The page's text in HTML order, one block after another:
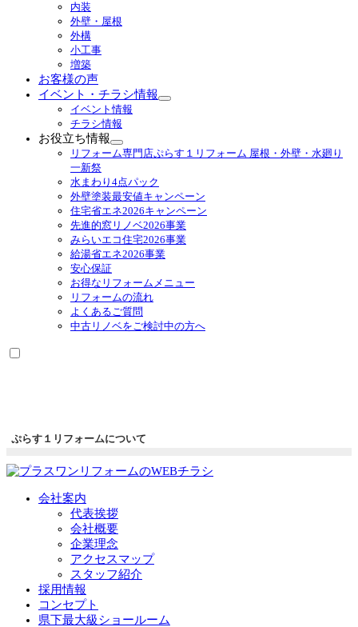
開
内装
外壁・屋根
外構
小工事
増築
お客様の声
イベント・チラシ情報
サ
ニ
ュ
を
展
開
イベント情報
チラシ情報
お役立ち情報
サ
メ
ニ
ュ
ー
を
展
リフォーム専門店ぷらす１リフォーム 屋根・外壁・水廻り
一新祭
水まわり4点パック
外壁塗装最安値キャンペーン
住宅省エネ2026キャンペーン
先進的窓リノベ2026事業
みらいエコ住宅2026事業
給湯省エネ2026事業
安心保証
お得なリフォームメニュー
リフォームの流れ
よくあるご質問
中古リノベをご検討中の方へ
ぷらす１リフォームについて
会社案内
代表挨拶
会社概要
企業理念
アクセスマップ
スタッフ紹介
採用情報
コンセプト
県下最大級ショールーム